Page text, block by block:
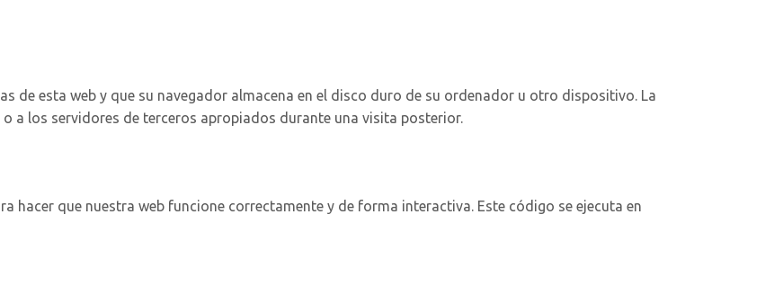
de esta web y que su navegador almacena en el disco duro de su ordenador u otro dispositivo. La
a los servidores de terceros apropiados durante una visita posterior.
hacer que nuestra web funcione correctamente y de forma interactiva. Este código se ejecuta en